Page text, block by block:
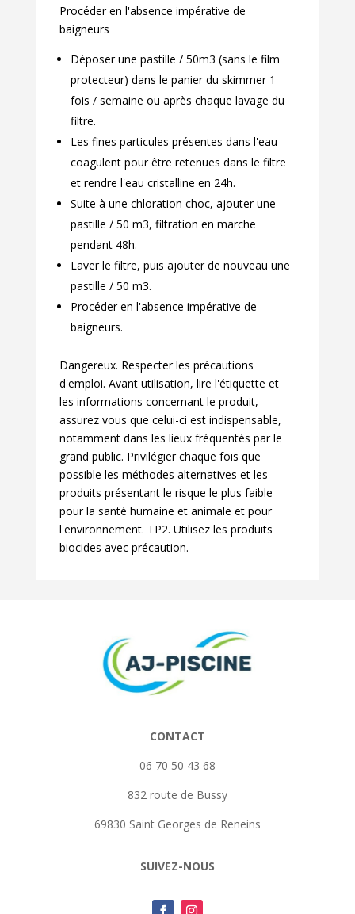
Procéder en l'absence impérative de
baigneurs
Déposer une pastille / 50m3 (sans le film
protecteur) dans le panier du skimmer 1
fois / semaine ou après chaque lavage du
filtre.
Les fines particules présentes dans l'eau
coagulent pour être retenues dans le filtre
et rendre l'eau cristalline en 24h.
Suite à une chloration choc, ajouter une
pastille / 50 m3, filtration en marche
pendant 48h.
Laver le filtre, puis ajouter de nouveau une
pastille / 50 m3.
Procéder en l'absence impérative de
baigneurs.
Dangereux. Respecter les précautions
d'emploi. Avant utilisation, lire l'étiquette et
les informations concernant le produit,
assurez vous que celui-ci est indispensable,
notamment dans les lieux fréquentés par le
grand public. Privilégier chaque fois que
possible les méthodes alternatives et les
produits présentant le risque le plus faible
pour la santé humaine et animale et pour
l'environnement. TP2. Utilisez les produits
biocides avec précaution.
CONTACT
06 70 50 43 68
832 route de Bussy
69830 Saint Georges de Reneins
SUIVEZ-NOUS